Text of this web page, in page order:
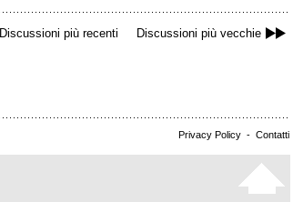
Discussioni più recenti Discussioni più vecchie
Privacy Policy - Contatti